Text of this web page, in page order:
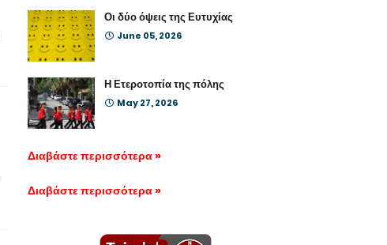
Οι δύο όψεις της Ευτυχίας
June 05, 2026
Η Ετεροτοπία της πόλης
May 27, 2026
Διαβάστε περισσότερα »
Διαβάστε περισσότερα »